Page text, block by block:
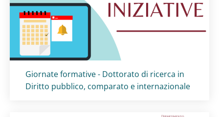
Titolo card:
Giornate formative - Dottorato di ricerca in
Diritto pubblico, comparato e internazionale